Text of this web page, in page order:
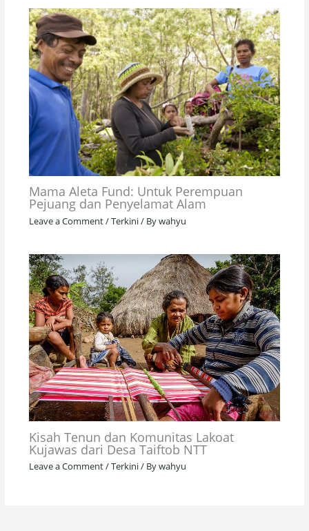
Mama Aleta Fund: Untuk Perempuan
Pejuang dan Penyelamat Alam
Leave a Comment/Terkini/ Bywahyu
Kisah Tenun dan Komunitas Lakoat
Kujawas dari Desa Taiftob NTT
Leave a Comment/Terkini/ Bywahyu